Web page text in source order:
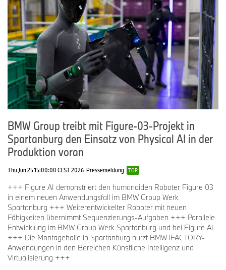
BMW Group treibt mit Figure-03-Projekt in
Spartanburg den Einsatz von Physical AI in der
Produktion voran
Thu Jun 25 15:00:00 CEST 2026 Pressemeldung TOP
+++ Figure AI demonstriert den humanoiden Roboter Figure 03
in einem neuen Anwendungsfall im BMW Group Werk
Spartanburg +++ Weiterentwickelter Roboter mit neuen
Fähigkeiten übernimmt Sequenzierungs-Aufgaben +++ Parallele
Entwicklung im BMW Group Werk Spartanburg und bei Figure AI
+++ Die Montagehalle in Spartanburg nutzt BMW iFACTORY-
Anwendungen in den Bereichen Künstliche Intelligenz und
Virtualisierung +++